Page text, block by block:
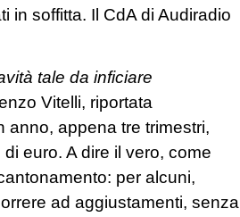
in soffitta. Il CdA di Audiradio
tale da inficiare
Vitelli, riportata
anno, appena tre trimestri,
euro. A dire il vero, come
per alcuni,
ad aggiustamenti, senza